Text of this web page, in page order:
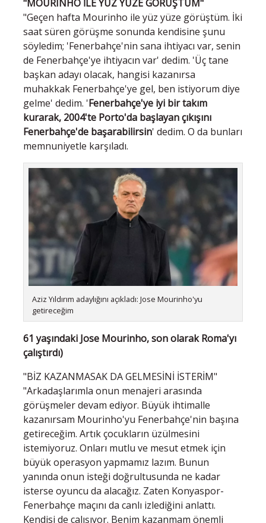
"MOURINHO İLE YÜZ YÜZE GÖRÜŞTÜM"
"Geçen hafta Mourinho ile yüz yüze görüştüm. İki
saat süren görüşme sonunda kendisine şunu
söyledim; 'Fenerbahçe'nin sana ihtiyacı var, senin
de Fenerbahçe'ye ihtiyacın var' dedim. 'Üç tane
başkan adayı olacak, hangisi kazanırsa
muhakkak Fenerbahçe'ye gel, ben istiyorum diye
gelme' dedim. 'Fenerbahçe'ye iyi bir takım
kurarak, 2004'te Porto'da başlayan çıkışını
Fenerbahçe'de başarabilirsin' dedim. O da bunları
memnuniyetle karşıladı.
Aziz Yıldırım adaylığını açıkladı: Jose Mourinho'yu
getireceğim
61 yaşındaki Jose Mourinho, son olarak Roma'yı
çalıştırdı)
"BİZ KAZANMASAK DA GELMESİNİ İSTERİM"
"Arkadaşlarımla onun menajeri arasında
görüşmeler devam ediyor. Büyük ihtimalle
kazanırsam Mourinho'yu Fenerbahçe'nin başına
getireceğim. Artık çocukların üzülmesini
istemiyoruz. Onları mutlu ve mesut etmek için
büyük operasyon yapmamız lazım. Bunun
yanında onun isteği doğrultusunda ne kadar
isterse oyuncu da alacağız. Zaten Konyaspor-
Fenerbahçe maçını da canlı izlediğini anlattı.
Kendisi de çalışıyor. Benim kazanmam önemli